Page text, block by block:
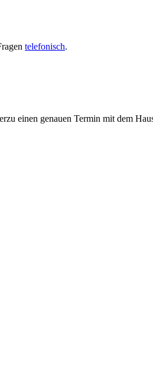
telefonisch.
einen genauen Termin mit dem